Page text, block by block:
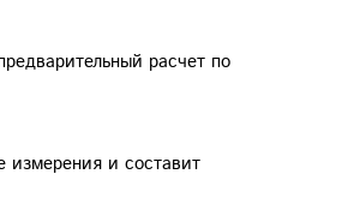
расчет по
измерения и составит